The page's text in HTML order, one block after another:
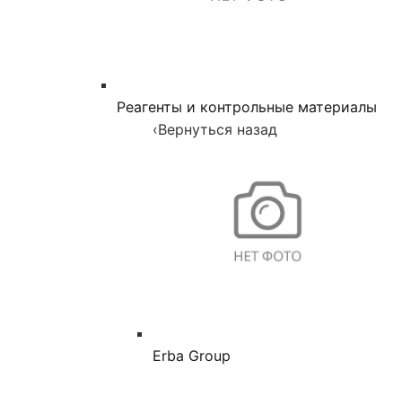
Реагенты и контрольные материалы
‹Вернуться назад
Erba Group